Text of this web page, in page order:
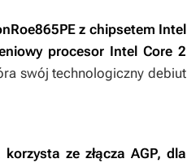
z chipsetem Intel
procesor Intel Core 2
swój technologiczny debiut
ze złącza AGP, dla